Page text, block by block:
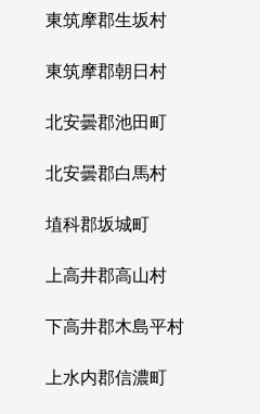
東筑摩郡生坂村
東筑摩郡朝日村
北安曇郡池田町
北安曇郡白馬村
埴科郡坂城町
上高井郡高山村
下高井郡木島平村
上水内郡信濃町